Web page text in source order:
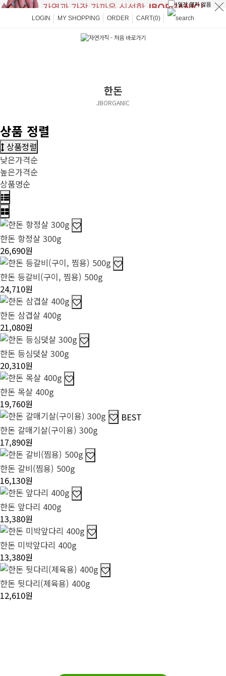
1일간 열지 않음
LOGIN MY SHOPPING ORDER CART(0)
한돈
JBORGANIC
상품 정렬
상품정렬
낮은가격순
높은가격순
상품명순
한돈 항정살 300g
26,690원
한돈 등갈비(구이, 찜용) 500g
24,710원
한돈 삼겹살 400g
21,080원
한돈 등심덧살 300g
20,310원
한돈 목살 400g
19,760원
BEST
한돈 갈매기살(구이용) 300g
17,890원
한돈 갈비(찜용) 500g
16,130원
한돈 앞다리 400g
13,380원
한돈 미박앞다리 400g
13,380원
한돈 뒷다리(제육용) 400g
12,610원